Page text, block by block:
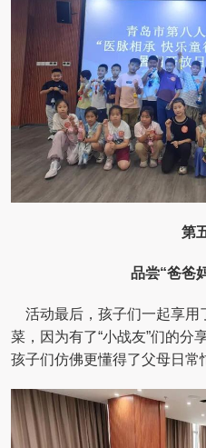
第
品尝“爸爸
活动最后，孩子们一起享用
菜，因为有了“小战友”们的分
孩子们仿佛更懂得了父母日常